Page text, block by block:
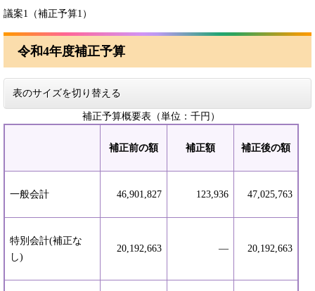
議案1（補正予算1）
令和4年度補正予算
表のサイズを切り替える
補正予算概要表（単位：千円）
補正前の額 補正額 補正後の額
一般会計 46,901,827 123,936 47,025,763
特別会計(補正な
し)
20,192,663 ― 20,192,663